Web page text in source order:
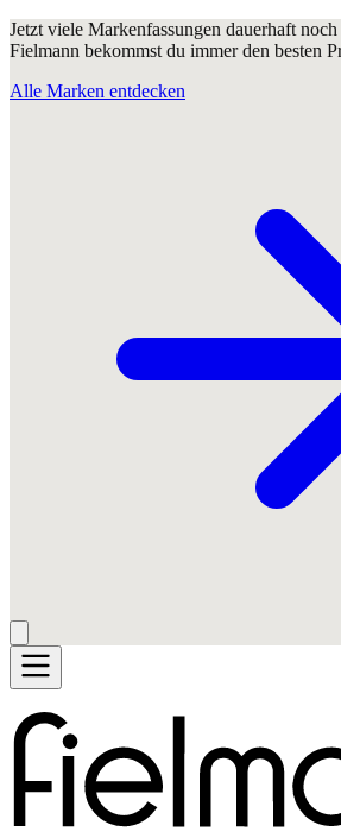
Jetzt viele Markenfassungen dauerhaft
Fielmann bekommst du immer den besten
Alle Marken entdecken